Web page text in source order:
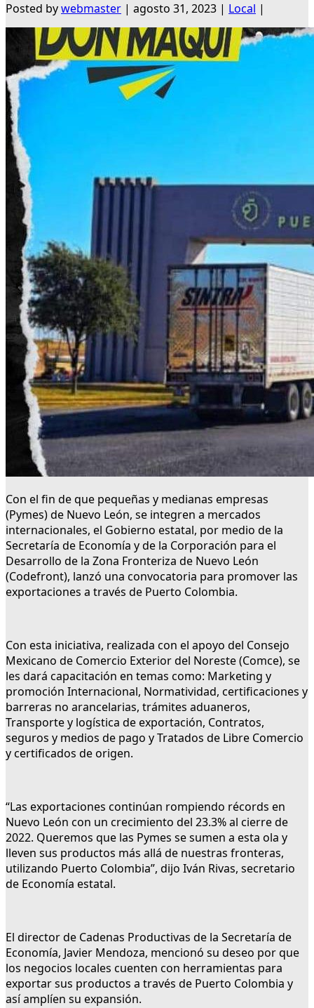
Posted bywebmaster | agosto 31, 2023 | Local |
Con el fin de que pequeñas y medianas empresas
(Pymes) de Nuevo León, se integren a mercados
internacionales, el Gobierno estatal, por medio de la
Secretaría de Economía y de la Corporación para el
Desarrollo de la Zona Fronteriza de Nuevo León
(Codefront), lanzó una convocatoria para promover las
exportaciones a través de Puerto Colombia.
Con esta iniciativa, realizada con el apoyo del Consejo
Mexicano de Comercio Exterior del Noreste (Comce), se
les dará capacitación en temas como: Marketing y
promoción Internacional, Normatividad, certificaciones y
barreras no arancelarias, trámites aduaneros,
Transporte y logística de exportación, Contratos,
seguros y medios de pago y Tratados de Libre Comercio
y certificados de origen.
“Las exportaciones continúan rompiendo récords en
Nuevo León con un crecimiento del 23.3% al cierre de
2022. Queremos que las Pymes se sumen a esta ola y
lleven sus productos más allá de nuestras fronteras,
utilizando Puerto Colombia”, dijo Iván Rivas, secretario
de Economía estatal.
El director de Cadenas Productivas de la Secretaría de
Economía, Javier Mendoza, mencionó su deseo por que
los negocios locales cuenten con herramientas para
exportar sus productos a través de Puerto Colombia y
así amplíen su expansión.